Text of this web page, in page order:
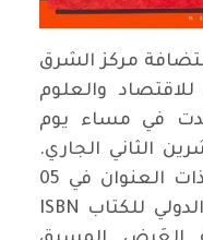
مركز الشرق
والعلوم
في مساء يوم
13 نونبر/تشرين الثاني الجاري.
وذلك بمناسبة اصدار كتاب بذات العنوان في 05
سبتمبر/أيلول 2024 بالترقيم الدولي للكتاب ISBN